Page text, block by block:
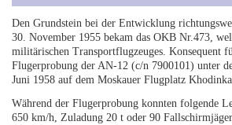
Den Grundstein bei der Entwicklung
30. November 1955 bekam das OKB Nr.473,
militärischen Transportflugzeuges. Konsequent
Flugerprobung der AN-12 (c/n 7900101) unter
Juni 1958 auf dem Moskauer Flugplatz
Während der Flugerprobung konnten folgende
650 km/h, Zuladung 20 t oder 90